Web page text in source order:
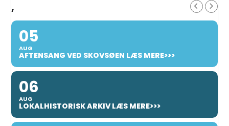
,
05
AUG
AFTENSANG VED SKOVSØEN LÆS MERE>>>
06
AUG
LOKALHISTORISK ARKIV LÆS MERE>>>